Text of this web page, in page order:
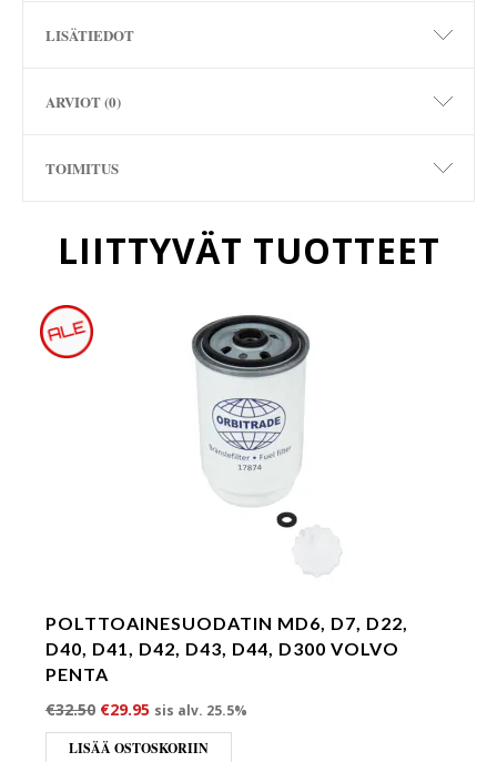
LISÄTIEDOT
ARVIOT (0)
TOIMITUS
LIITTYVÄT TUOTTEET
POLTTOAINESUODATIN MD6, D7, D22,
D40, D41, D42, D43, D44, D300 VOLVO
PENTA
€32.50 Alkuperäinen hinta oli: €32.50.
€29.95 Nykyinen hinta on: €29.95.
sis alv. 25.5%
LISÄÄ OSTOSKORIIN